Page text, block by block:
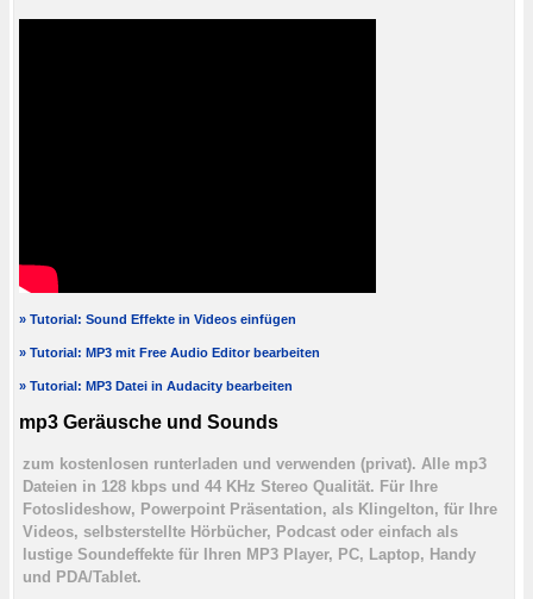
» Tutorial: Sound Effekte in Videos einfügen
» Tutorial: MP3 mit Free Audio Editor bearbeiten
» Tutorial: MP3 Datei in Audacity bearbeiten
mp3 Geräusche und Sounds
zum kostenlosen runterladen und verwenden (privat). Alle mp3
Dateien in 128 kbps und 44 KHz Stereo Qualität. Für Ihre
Fotoslideshow, Powerpoint Präsentation, als Klingelton, für Ihre
Videos, selbsterstellte Hörbücher, Podcast oder einfach als
lustige Soundeffekte für Ihren MP3 Player, PC, Laptop, Handy
und PDA/Tablet.